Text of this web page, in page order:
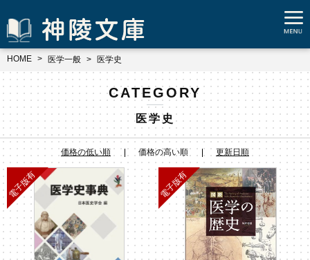
HOME 医学一般 医学史
CATEGORY
医学史
価格の低い順 価格の高い順 更新日順